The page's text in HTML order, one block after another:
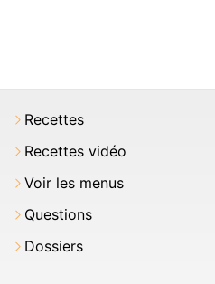
Recettes
Recettes vidéo
Voir les menus
Questions
Dossiers